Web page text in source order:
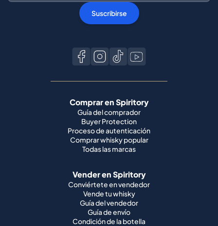
Suscribirse
Comprar en Spiritory
Guía del comprador
Buyer Protection
Proceso de autenticación
Comprar whisky popular
Todas las marcas
Vender en Spiritory
Conviértete en vendedor
Vende tu whisky
Guía del vendedor
Guía de envío
Condición de la botella